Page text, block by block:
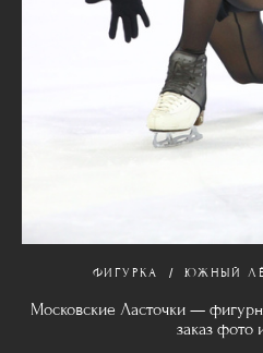
ФИГУРКА ЮЖНЫЙ
Московские Ласточки —
заказ фото